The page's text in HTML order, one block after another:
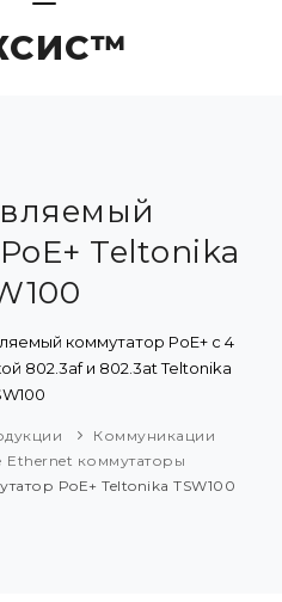
Teltonika
коммутатор PoE+ с 4
802.3af и 802.3at Teltonika
Коммуникации
коммутаторы
PoE+ Teltonika TSW100